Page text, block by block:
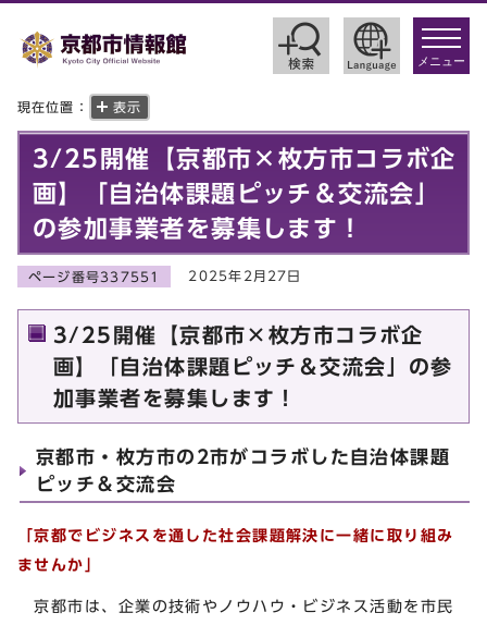
toggle
メニュー
現在位置： 表示
3/25開催【京都市×枚方市コラボ企
画】「自治体課題ピッチ＆交流会」
の参加事業者を募集します！
ページ番号337551 2025年2月27日
3/25開催【京都市×枚方市コラボ企
画】「自治体課題ピッチ＆交流会」の参
加事業者を募集します！
京都市・枚方市の2市がコラボした自治体課題
ピッチ＆交流会
「京都でビジネスを通した社会課題解決に一緒に取り組み
ませんか」
京都市は、企業の技術やノウハウ・ビジネス活動を市民